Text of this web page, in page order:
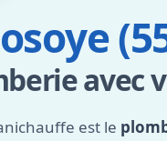
avec
est le